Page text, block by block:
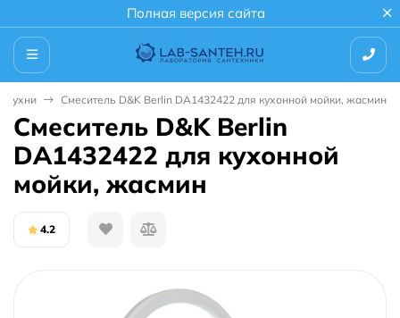
Полная версия сайта
кухни Смеситель D&K Berlin DA1432422 для кухонной мойки, жасмин
Смеситель D&K Berlin
DA1432422 для кухонной
мойки, жасмин
4.2